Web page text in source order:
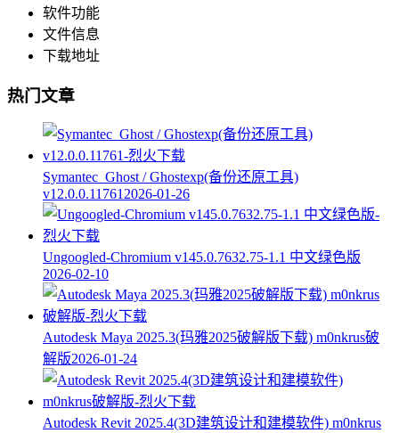
软件功能
文件信息
下载地址
热门文章
Symantec_Ghost / Ghostexp(备份还原工具)
v12.0.0.11761 2026-01-26
Ungoogled-Chromium v145.0.7632.75-1.1 中文绿色版
2026-02-10
Autodesk Maya 2025.3(玛雅2025破解版下载) m0nkrus破
解版2026-01-24
Autodesk Revit 2025.4(3D建筑设计和建模软件) m0nkrus